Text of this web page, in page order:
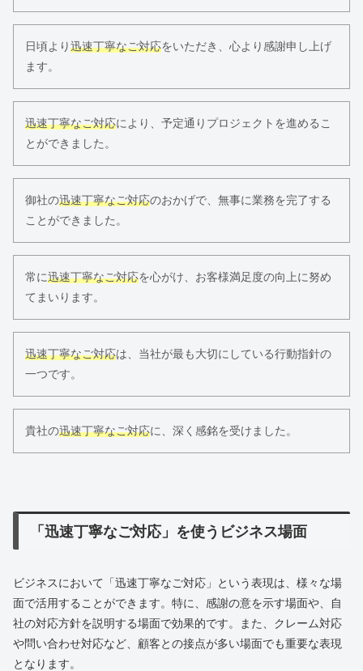
日頃より迅速丁寧なご対応をいただき、心より感謝申し上げ
ます。
迅速丁寧なご対応により、予定通りプロジェクトを進めるこ
とができました。
御社の迅速丁寧なご対応のおかげで、無事に業務を完了する
ことができました。
常に迅速丁寧なご対応を心がけ、お客様満足度の向上に努め
てまいります。
迅速丁寧なご対応は、当社が最も大切にしている行動指針の
一つです。
貴社の迅速丁寧なご対応に、深く感銘を受けました。
「迅速丁寧なご対応」を使うビジネス場面
ビジネスにおいて「迅速丁寧なご対応」という表現は、様々な場
面で活用することができます。特に、感謝の意を示す場面や、自
社の対応方針を説明する場面で効果的です。また、クレーム対応
や問い合わせ対応など、顧客との接点が多い場面でも重要な表現
となります。